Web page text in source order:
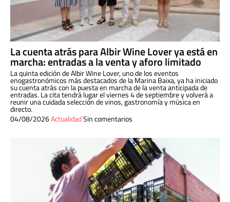
La cuenta atrás para Albir Wine Lover ya está en
marcha: entradas a la venta y aforo limitado
La quinta edición de Albir Wine Lover, uno de los eventos
enogastronómicos más destacados de la Marina Baixa, ya ha iniciado
su cuenta atrás con la puesta en marcha de la venta anticipada de
entradas. La cita tendrá lugar el viernes 4 de septiembre y volverá a
reunir una cuidada selección de vinos, gastronomía y música en
directo.
04/08/2026ActualidadSin comentarios